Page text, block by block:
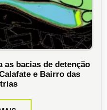
as bacias de detenção
e Bairro das